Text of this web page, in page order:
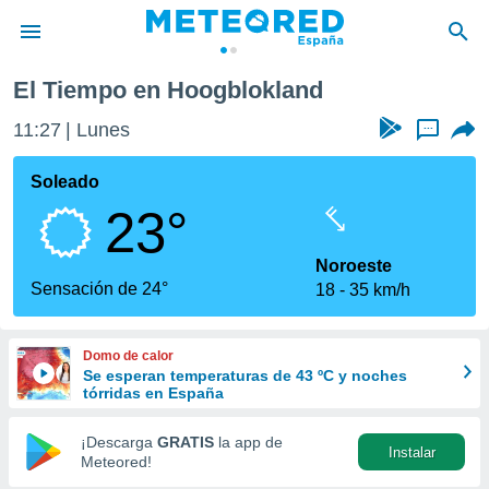
de
por
que se
calidad.
a este
las
y
forma
digital
basada
El Tiempo en Hoogblokland
11:27 Lunes ...
Soleado
23°
Sensación de 24°
Noroeste
18
35 km/h
Domo de calor
Se esperan temperaturas de 43 ºC y noches
tórridas en España
¡Descarga GRATIS la app de
Meteored!
Instalar